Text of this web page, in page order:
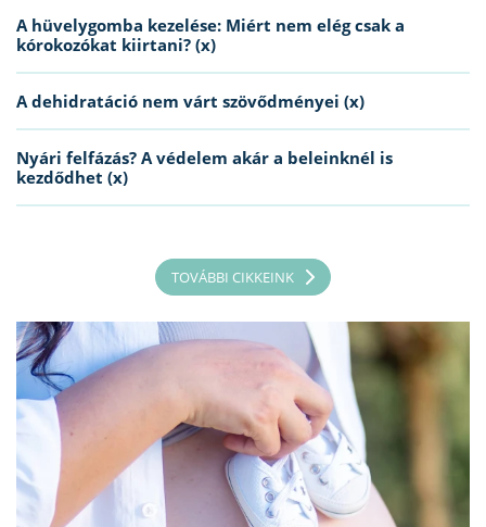
A hüvelygomba kezelése: Miért nem elég csak a
kórokozókat kiirtani? (x)
A dehidratáció nem várt szövődményei (x)
Nyári felfázás? A védelem akár a beleinknél is
kezdődhet (x)
TOVÁBBI CIKKEINK